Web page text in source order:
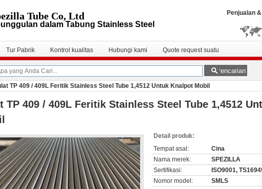
Tube Co, Ltd
dalam Tabung Stainless Steel
Penjualan
Tur Pabrik Kontrol kualitas Hubungi kami Quote request suatu
Pencarian
TP 409 / 409L Feritik Stainless Steel Tube 1,4512 Untuk Knalpot Mobil
TP 409 / 409L Feritik Stainless Steel Tube 1,4512
Detail produk:
Tempat asal:
Cina
Nama merek:
SPEZILLA
Sertifikasi:
ISO9001,
Nomor model:
SMLS